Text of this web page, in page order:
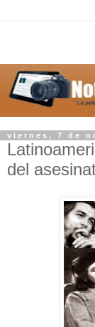
viernes, 7 de
del